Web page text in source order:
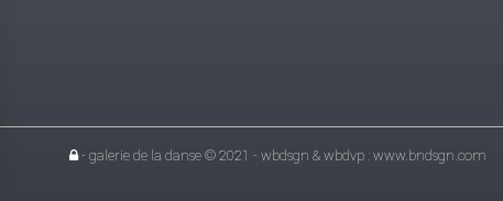
- galerie de la danse © 2021 - wbdsgn & wbdvp : www.bndsgn.com